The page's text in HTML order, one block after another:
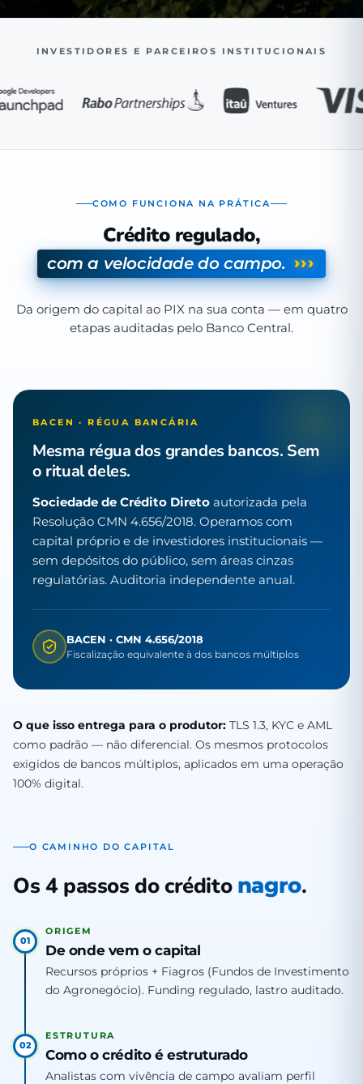
INVESTIDORES E PARCEIROS INSTITUCIONAIS
COMO FUNCIONA NA PRÁTICA
Crédito regulado,
com a velocidade do campo. ›››
Da origem do capital ao PIX na sua conta — em quatro
etapas auditadas pelo Banco Central.
BACEN · RÉGUA BANCÁRIA
Mesma régua dos grandes bancos. Sem
o ritual deles.
Sociedade de Crédito Direto autorizada pela
Resolução CMN 4.656/2018. Operamos com
capital próprio e de investidores institucionais —
sem depósitos do público, sem áreas cinzas
regulatórias. Auditoria independente anual.
BACEN · CMN 4.656/2018
Fiscalização equivalente à dos bancos múltiplos
O que isso entrega para o produtor: TLS 1.3, KYC e AML
como padrão — não diferencial. Os mesmos protocolos
exigidos de bancos múltiplos, aplicados em uma operação
100% digital.
O CAMINHO DO CAPITAL
Os 4 passos do crédito nagro.
01
ORIGEM
De onde vem o capital
Recursos próprios + Fiagros (Fundos de Investimento
do Agronegócio). Funding regulado, lastro auditado.
02
ESTRUTURA
Como o crédito é estruturado
Analistas com vivência de campo avaliam perfil